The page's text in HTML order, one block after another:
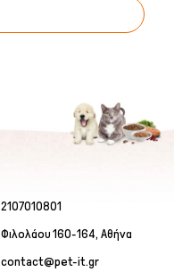
2107010801
Φιλολάου 160-164, Αθήνα
contact@pet-it.gr